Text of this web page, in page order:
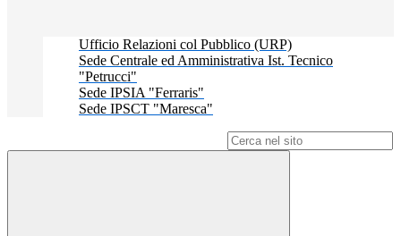
Ufficio Relazioni col Pubblico (URP)
Sede Centrale ed Amministrativa Ist. Tecnico
"Petrucci"
Sede IPSIA "Ferraris"
Sede IPSCT "Maresca"